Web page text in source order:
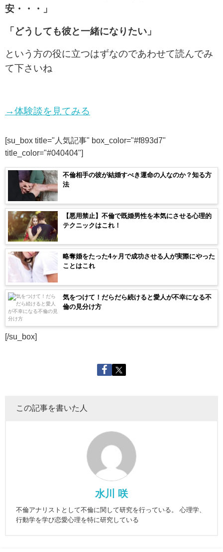
安・・・」
「どうしても彼と一緒になりたい」
という方の役に立つはずなのであわせて読んでみ
て下さいね
→体験談を見てみる
[su_box title="人気記事" box_color="#f893d7"
title_color="#040404"]
不倫相手の彼が結婚すべき運命の人なのか？知る方
法
【悪用禁止】不倫で既婚男性を本気にさせる心理的
テクニックはこれ！
略奪婚をたった4ヶ月で成功させる人が実際にやった
ことはこれ
気をつけて！だらだら続けると愛人が不幸になる不
倫の見分け方
[/su_box]
この記事を書いた人
水川 咲
不倫アナリストとして不倫に関して研究を行っている。 心理学、
行動学を学び恋愛心理を特に研究している